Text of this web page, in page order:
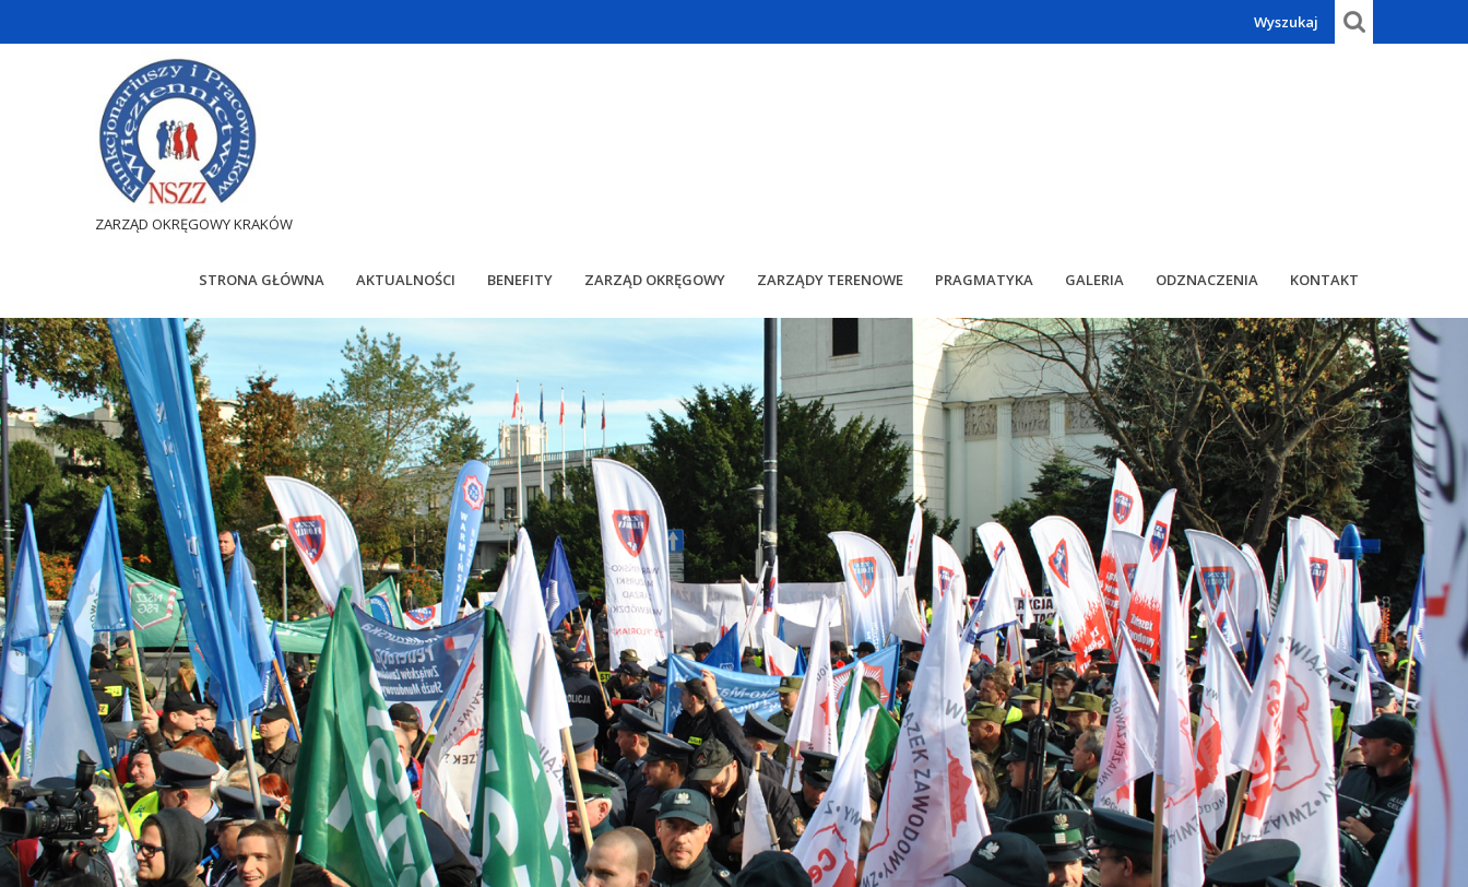
Wyszukaj
ZARZĄD OKRĘGOWY KRAKÓW
STRONA GŁÓWNA AKTUALNOŚCI BENEFITY ZARZĄD OKRĘGOWY ZARZĄDY TERENOWE PRAGMATYKA GALERIA ODZNACZENIA KONTAKT